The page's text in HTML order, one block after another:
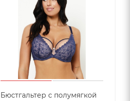
Бюстгальтер с полумягкой